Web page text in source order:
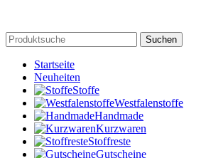
Suchen
Startseite
Neuheiten
Stoffe
Westfalenstoffe
Handmade
Kurzwaren
Stoffreste
Gutscheine